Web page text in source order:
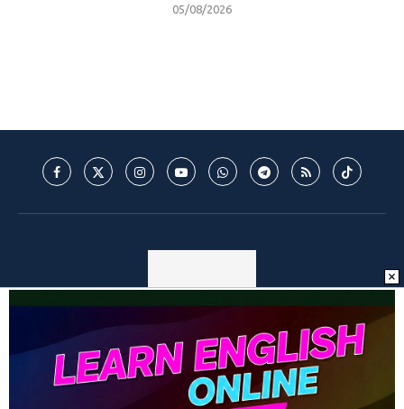
05/08/2026
© 2025 - Mantos do Futebol - MDF - Todos os direitos reservados. -